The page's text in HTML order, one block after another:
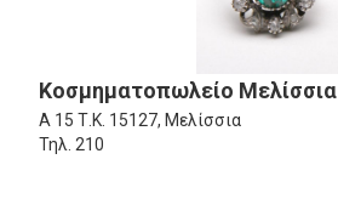
Κοσμηματοπωλείο Μελίσσια
Α 15 Τ.Κ. 15127, Μελίσσια
Τηλ. 210